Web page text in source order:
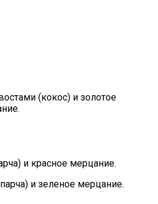
(кокос) и золотое
и красное мерцание.
и зеленое мерцание.